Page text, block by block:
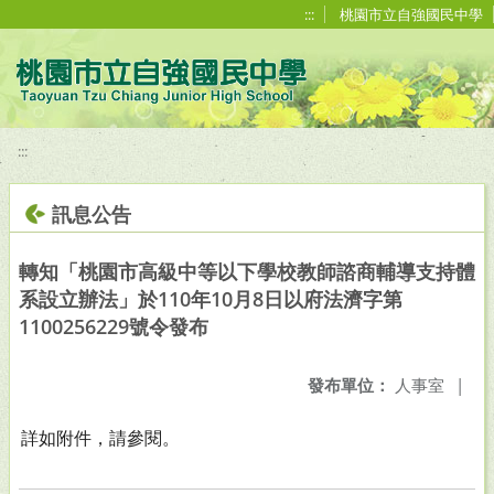
::: 桃園市立自強國民中學
:::
訊息公告
轉知「桃園市高級中等以下學校教師諮商輔導支持體
系設立辦法」於110年10月8日以府法濟字第
1100256229號令發布
發布單位： 人事室 |
詳如附件，請參閱。